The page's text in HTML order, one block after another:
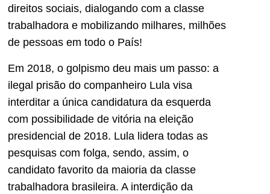
direitos sociais, dialogando com a classe
trabalhadora e mobilizando milhares, milhões
de pessoas em todo o País!
Em 2018, o golpismo deu mais um passo: a
ilegal prisão do companheiro Lula visa
interditar a única candidatura da esquerda
com possibilidade de vitória na eleição
presidencial de 2018. Lula lidera todas as
pesquisas com folga, sendo, assim, o
candidato favorito da maioria da classe
trabalhadora brasileira. A interdição da